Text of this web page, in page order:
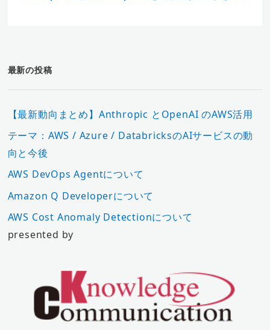
最新の投稿
【最新動向まとめ】Anthropic とOpenAI のAWS活用
テーマ：AWS / Azure / DatabricksのAIサービスの動
向と今後
AWS DevOps Agentについて
Amazon Q Developerについて
AWS Cost Anomaly Detectionについて
presented by